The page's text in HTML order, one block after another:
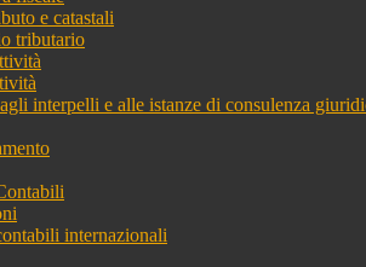
e catastali
tributario
interpelli e alle istanze di consulenza
internazionali